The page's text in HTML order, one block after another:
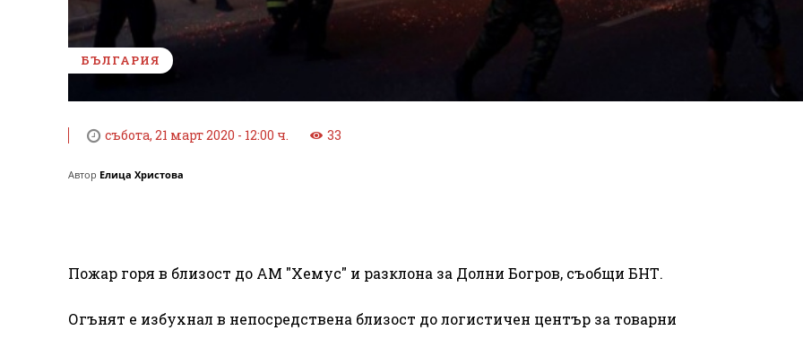
БЪЛГАРИЯ
събота, 21 март 2020 - 12:00 ч. 33
Автор Елица Христова
Пожар горя в близост до АМ "Хемус" и разклона за Долни Богров, съобщи БНТ.
Огънят е избухнал в непосредствена близост до логистичен център за товарни